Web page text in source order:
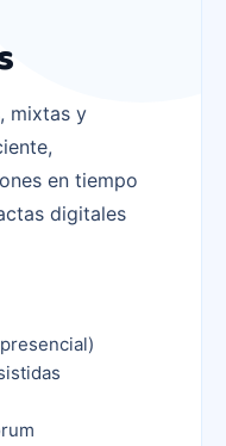
mixtas y
en tiempo
digitales